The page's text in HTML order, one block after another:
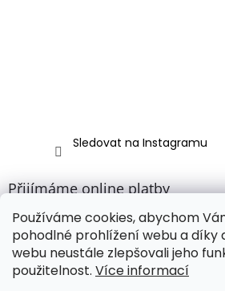
Používáme cookies, abychom
pohodlné prohlížení webu a díky
webu neustále zlepšovali jeho
použitelnost. Více informací
Sledovat na Instagramu
Přijímáme online platby